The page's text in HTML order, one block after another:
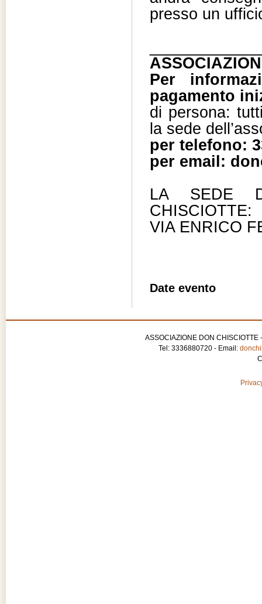
presso un
Per
pagamento
di persona:
la sede
per telefono:
per email:
LA SEDE
CHISCIOTTE:
VIA ENRICO
Date evento
ASSOCIAZIONE DON
Tel: 3336880720 - Email: